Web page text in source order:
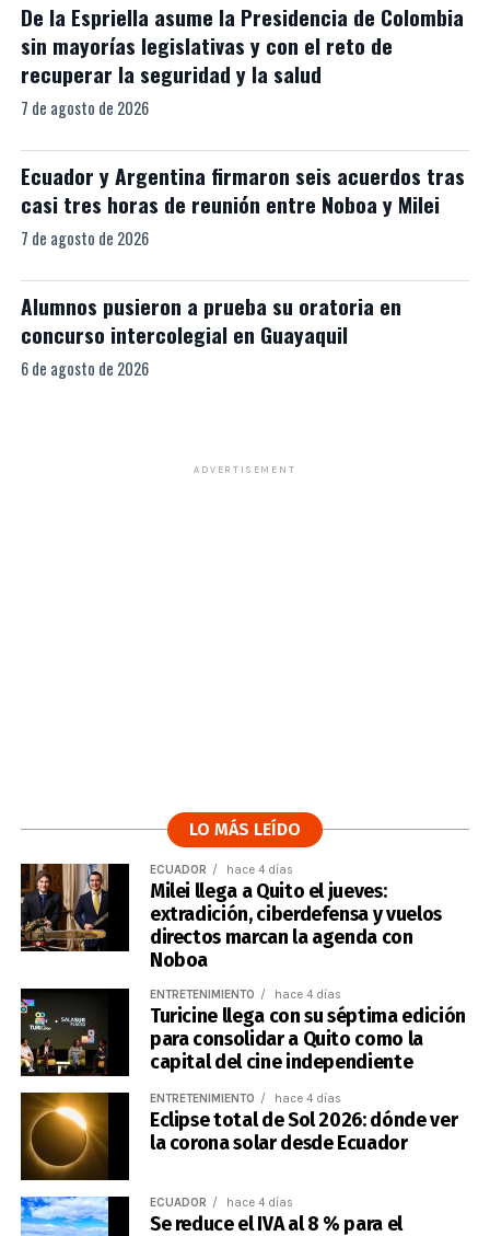
De la Espriella asume la Presidencia de Colombia
sin mayorías legislativas y con el reto de
recuperar la seguridad y la salud
7 de agosto de 2026
Ecuador y Argentina firmaron seis acuerdos tras
casi tres horas de reunión entre Noboa y Milei
7 de agosto de 2026
Alumnos pusieron a prueba su oratoria en
concurso intercolegial en Guayaquil
6 de agosto de 2026
ADVERTISEMENT
LO MÁS LEÍDO
ECUADOR hace 4 días
Milei llega a Quito el jueves:
extradición, ciberdefensa y vuelos
directos marcan la agenda con
Noboa
ENTRETENIMIENTO hace 4 días
Turicine llega con su séptima edición
para consolidar a Quito como la
capital del cine independiente
ENTRETENIMIENTO hace 4 días
Eclipse total de Sol 2026: dónde ver
la corona solar desde Ecuador
ECUADOR hace 4 días
Se reduce el IVA al 8 % para el